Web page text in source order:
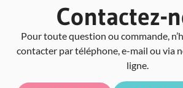
Contactez-
Pour toute question ou commande,
contacter par téléphone, e-mail ou via
ligne.